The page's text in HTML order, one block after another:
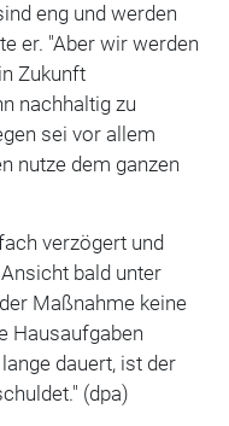
eng und werden
er. "Aber wir werden
Zukunft
nachhaltig zu
sei vor allem
nutze dem ganzen
verzögert und
bald unter
Maßnahme keine
Hausaufgaben
dauert, ist der
(dpa)